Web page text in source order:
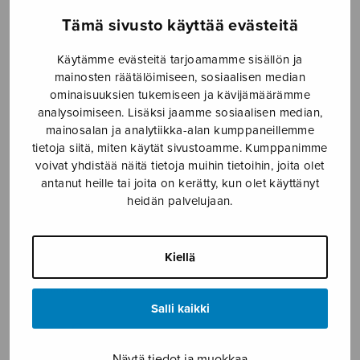
Tämä sivusto käyttää evästeitä
Käytämme evästeitä tarjoamamme sisällön ja
mainosten räätälöimiseen, sosiaalisen median
ominaisuuksien tukemiseen ja kävijämäärämme
analysoimiseen. Lisäksi jaamme sosiaalisen median,
mainosalan ja analytiikka-alan kumppaneillemme
tietoja siitä, miten käytät sivustoamme. Kumppanimme
voivat yhdistää näitä tietoja muihin tietoihin, joita olet
antanut heille tai joita on kerätty, kun olet käyttänyt
heidän palvelujaan.
Kiellä
Salli kaikki
Etusivu › Nuottikauppa › Soitinmusiikki ›
Hommage à
Prokofjeff, score
Kostiainen Pekka
11,70€